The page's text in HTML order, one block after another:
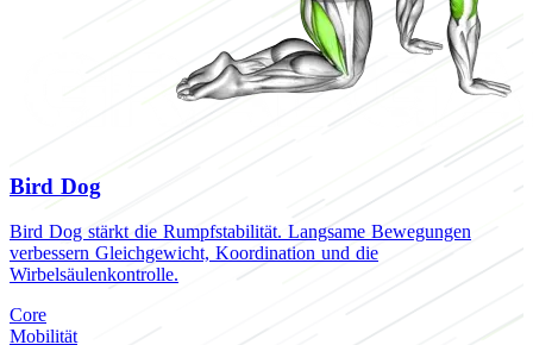
Bird Dog
Bird Dog stärkt die Rumpfstabilität. Langsame Bewegungen
verbessern Gleichgewicht, Koordination und die
Wirbelsäulenkontrolle.
Core
Mobilität